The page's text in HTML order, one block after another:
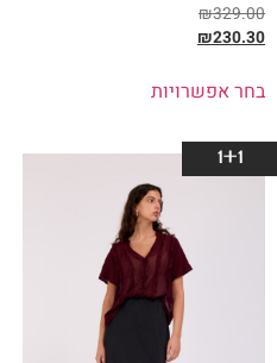
₪329.00
₪230.30
בחר אפשרויות
1+1